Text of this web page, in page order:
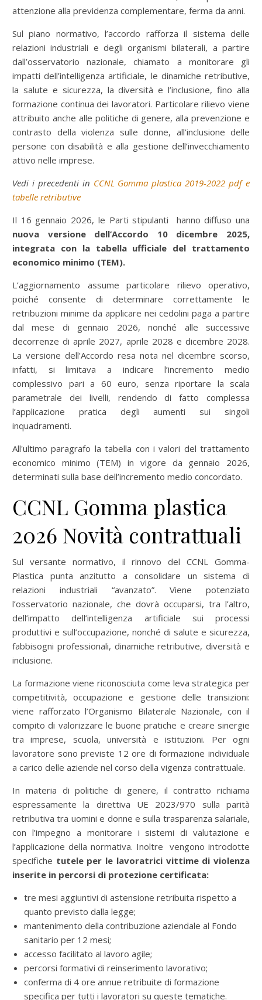
attenzione alla previdenza complementare, ferma da anni.
Sul piano normativo, l’accordo rafforza il sistema delle
relazioni industriali e degli organismi bilaterali, a partire
dall’osservatorio nazionale, chiamato a monitorare gli
impatti dell’intelligenza artificiale, le dinamiche retributive,
la salute e sicurezza, la diversità e l’inclusione, fino alla
formazione continua dei lavoratori. Particolare rilievo viene
attribuito anche alle politiche di genere, alla prevenzione e
contrasto della violenza sulle donne, all’inclusione delle
persone con disabilità e alla gestione dell’invecchiamento
attivo nelle imprese.
Vedi i precedenti in CCNL Gomma plastica 2019-2022 pdf e
tabelle retributive
Il 16 gennaio 2026, le Parti stipulanti hanno diffuso una
nuova versione dell’Accordo 10 dicembre 2025,
integrata con la tabella ufficiale del trattamento
economico minimo (TEM).
L’aggiornamento assume particolare rilievo operativo,
poiché consente di determinare correttamente le
retribuzioni minime da applicare nei cedolini paga a partire
dal mese di gennaio 2026, nonché alle successive
decorrenze di aprile 2027, aprile 2028 e dicembre 2028.
La versione dell’Accordo resa nota nel dicembre scorso,
infatti, si limitava a indicare l’incremento medio
complessivo pari a 60 euro, senza riportare la scala
parametrale dei livelli, rendendo di fatto complessa
l’applicazione pratica degli aumenti sui singoli
inquadramenti.
All'ultimo paragrafo la tabella con i valori del trattamento
economico minimo (TEM) in vigore da gennaio 2026,
determinati sulla base dell’incremento medio concordato.
CCNL Gomma plastica
2026 Novità contrattuali
Sul versante normativo, il rinnovo del CCNL Gomma-
Plastica punta anzitutto a consolidare un sistema di
relazioni industriali “avanzato”. Viene potenziato
l’osservatorio nazionale, che dovrà occuparsi, tra l’altro,
dell’impatto dell’intelligenza artificiale sui processi
produttivi e sull’occupazione, nonché di salute e sicurezza,
fabbisogni professionali, dinamiche retributive, diversità e
inclusione.
La formazione viene riconosciuta come leva strategica per
competitività, occupazione e gestione delle transizioni:
viene rafforzato l’Organismo Bilaterale Nazionale, con il
compito di valorizzare le buone pratiche e creare sinergie
tra imprese, scuola, università e istituzioni. Per ogni
lavoratore sono previste 12 ore di formazione individuale
a carico delle aziende nel corso della vigenza contrattuale.
In materia di politiche di genere, il contratto richiama
espressamente la direttiva UE 2023/970 sulla parità
retributiva tra uomini e donne e sulla trasparenza salariale,
con l’impegno a monitorare i sistemi di valutazione e
l’applicazione della normativa. Inoltre vengono introdotte
specifiche tutele per le lavoratrici vittime di violenza
inserite in percorsi di protezione certificata:
tre mesi aggiuntivi di astensione retribuita rispetto a
quanto previsto dalla legge;
mantenimento della contribuzione aziendale al Fondo
sanitario per 12 mesi;
accesso facilitato al lavoro agile;
percorsi formativi di reinserimento lavorativo;
conferma di 4 ore annue retribuite di formazione
specifica per tutti i lavoratori su queste tematiche.